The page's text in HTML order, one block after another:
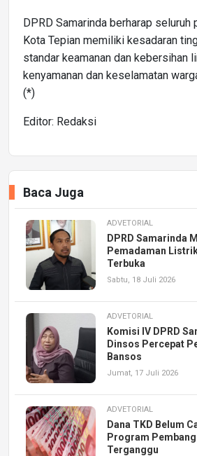
DPRD Samarinda berharap seluruh
Kota Tepian memiliki kesadaran
standar keamanan dan kebersihan
kenyamanan dan keselamatan
(*)
Editor: Redaksi
Baca Juga
ADVETORIAL
DPRD Samarinda
Pemadaman
Terbuka
Sabtu, 18 Juli 2026
ADVETORIAL
Komisi IV DPRD
Dinsos Percepat
Bansos
Jumat, 17 Juli 2026
ADVETORIAL
Dana TKD Belum
Program
Terganggu